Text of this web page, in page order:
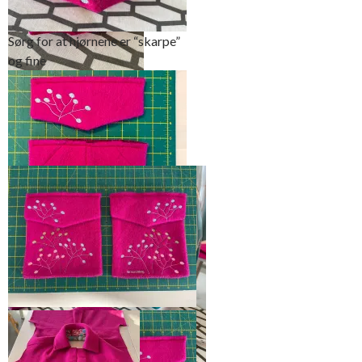
Trim sømmonnet inn mot
hjørnene
Sørg for at hjørnene er “skarpe”
og fine
Press og sy en støttestikning en
halv cm fra kanten
Jeg hadde opprinnelig designet
lomme og lommeklaffene på
denne måten